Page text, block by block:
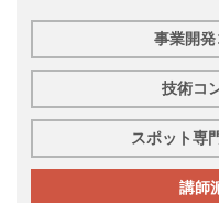
事業開
技術コ
スポット専
講師